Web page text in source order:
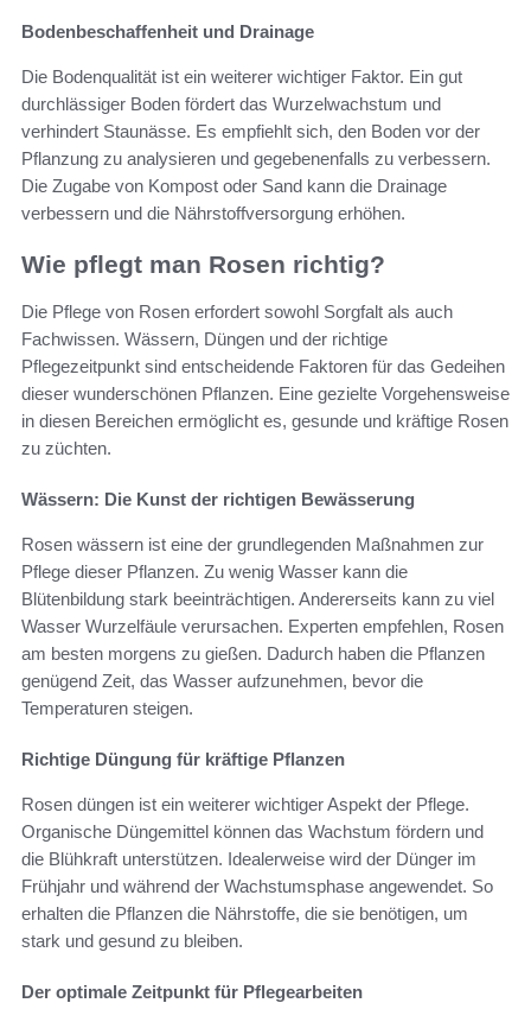
Bodenbeschaffenheit und Drainage
Die Bodenqualität ist ein weiterer wichtiger Faktor. Ein gut
durchlässiger Boden fördert das Wurzelwachstum und
verhindert Staunässe. Es empfiehlt sich, den Boden vor der
Pflanzung zu analysieren und gegebenenfalls zu verbessern.
Die Zugabe von Kompost oder Sand kann die Drainage
verbessern und die Nährstoffversorgung erhöhen.
Wie pflegt man Rosen richtig?
Die Pflege von Rosen erfordert sowohl Sorgfalt als auch
Fachwissen. Wässern, Düngen und der richtige
Pflegezeitpunkt sind entscheidende Faktoren für das Gedeihen
dieser wunderschönen Pflanzen. Eine gezielte Vorgehensweise
in diesen Bereichen ermöglicht es, gesunde und kräftige Rosen
zu züchten.
Wässern: Die Kunst der richtigen Bewässerung
Rosen wässern ist eine der grundlegenden Maßnahmen zur
Pflege dieser Pflanzen. Zu wenig Wasser kann die
Blütenbildung stark beeinträchtigen. Andererseits kann zu viel
Wasser Wurzelfäule verursachen. Experten empfehlen, Rosen
am besten morgens zu gießen. Dadurch haben die Pflanzen
genügend Zeit, das Wasser aufzunehmen, bevor die
Temperaturen steigen.
Richtige Düngung für kräftige Pflanzen
Rosen düngen ist ein weiterer wichtiger Aspekt der Pflege.
Organische Düngemittel können das Wachstum fördern und
die Blühkraft unterstützen. Idealerweise wird der Dünger im
Frühjahr und während der Wachstumsphase angewendet. So
erhalten die Pflanzen die Nährstoffe, die sie benötigen, um
stark und gesund zu bleiben.
Der optimale Zeitpunkt für Pflegearbeiten